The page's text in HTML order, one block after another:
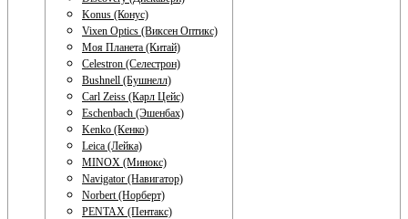
Konus (Конус)
Vixen Optics (Виксен Оптикс)
Моя Планета (Китай)
Celestron (Селестрон)
Bushnell (Бушнелл)
Carl Zeiss (Карл Цейс)
Eschenbach (Эшенбах)
Kenko (Кенко)
Leica (Лейка)
MINOX (Минокс)
Navigator (Навигатор)
Norbert (Норберт)
PENTAX (Пентакс)